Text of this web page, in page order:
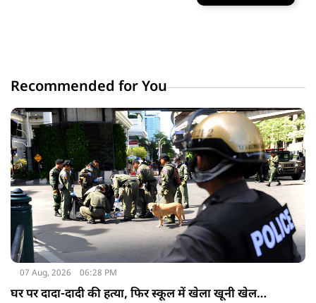
Recommended for You
07 Aug, 2026 06:28 PM
घर पर दादा-दादी की हत्या, फिर स्कूल में खेला खूनी खेल…